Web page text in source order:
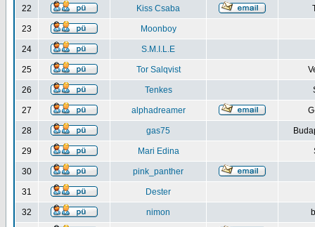
22 Kiss Csaba
23 Moonboy
24 S.M.I.L.E
25 Tor Salqvist
26 Tenkes
27 alphadreamer
28 gas75
29 Mari Edina
30 pink_panther
31 Dester
32 nimon